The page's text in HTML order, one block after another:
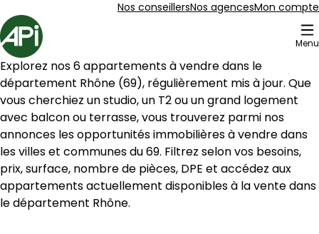
Nos conseillersNos agencesMon compte
Accueil
Menu
73 Appartements à vendre Rhône 69
186 m² 4 pièces Condrieu
Aller à l'image 1
Aller à l'image2
Aller à l'image3
Aller à l'image4
Aller à l'image5
Explorez nos 6 appartements à vendre dans le
département Rhône (69), régulièrement mis à jour. Que
vous cherchiez un studio, un T2 ou un grand logement
avec balcon ou terrasse, vous trouverez parmi nos
annonces les opportunités immobilières à vendre dans
les villes et communes du 69. Filtrez selon vos besoins,
prix, surface, nombre de pièces, DPE et accédez aux
appartements actuellement disponibles à la vente dans
le département Rhône.